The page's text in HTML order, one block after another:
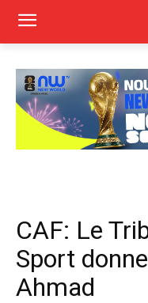
CAF: Le
Sport
Ahmad